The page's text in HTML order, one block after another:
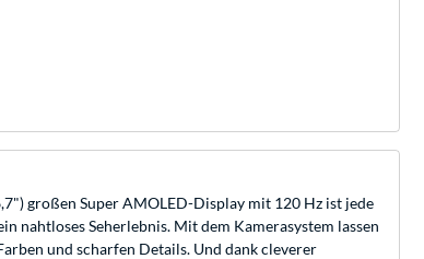
großen Super AMOLED-Display mit 120 Hz ist jede
nahtloses Seherlebnis. Mit dem Kamerasystem lassen
und scharfen Details. Und dank cleverer